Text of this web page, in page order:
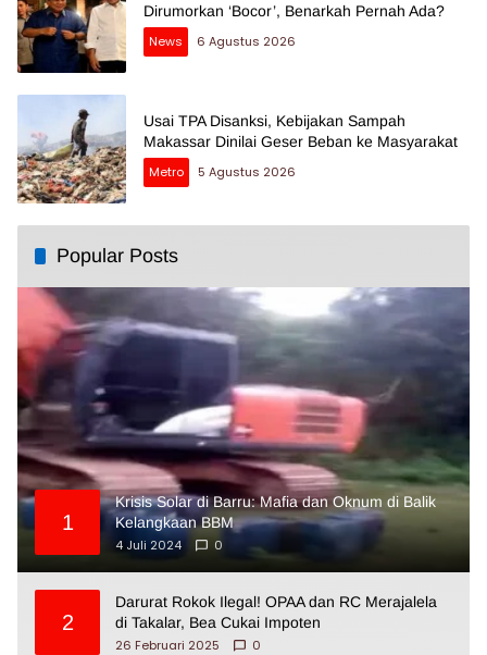
Dirumorkan ‘Bocor’, Benarkah Pernah Ada?
News
6 Agustus 2026
Usai TPA Disanksi, Kebijakan Sampah
Makassar Dinilai Geser Beban ke Masyarakat
Metro
5 Agustus 2026
Popular Posts
1
Krisis Solar di Barru: Mafia dan Oknum di Balik
Kelangkaan BBM
4 Juli 2024
0
2
Darurat Rokok Ilegal! OPAA dan RC Merajalela
di Takalar, Bea Cukai Impoten
26 Februari 2025
0